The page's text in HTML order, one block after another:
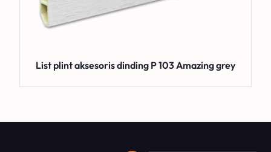
List plint aksesoris dinding P 103 Amazing grey